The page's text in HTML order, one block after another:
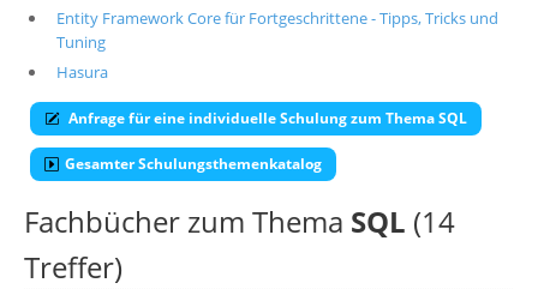
Entity Framework Core für Fortgeschrittene - Tipps, Tricks und
Tuning
Hasura
Anfrage für eine individuelle Schulung zum Thema SQL
Gesamter Schulungsthemenkatalog
Fachbücher zum Thema SQL (14
Treffer)